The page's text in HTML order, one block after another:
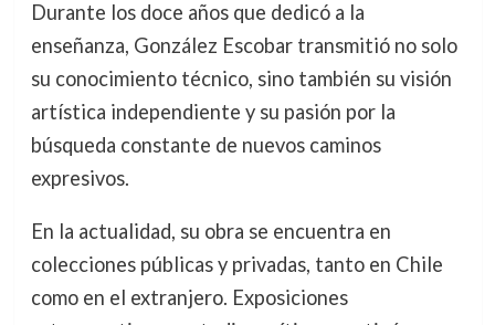
Durante los doce años que dedicó a la
enseñanza, González Escobar transmitió no solo
su conocimiento técnico, sino también su visión
artística independiente y su pasión por la
búsqueda constante de nuevos caminos
expresivos.
En la actualidad, su obra se encuentra en
colecciones públicas y privadas, tanto en Chile
como en el extranjero. Exposiciones